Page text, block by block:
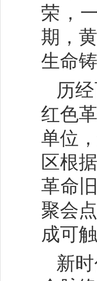
荣，
期，
生命
历
红色
单位
区根
革命
聚会
成可
新